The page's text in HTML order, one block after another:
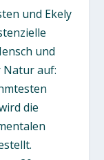
und Ekely
und
Natur auf:
die